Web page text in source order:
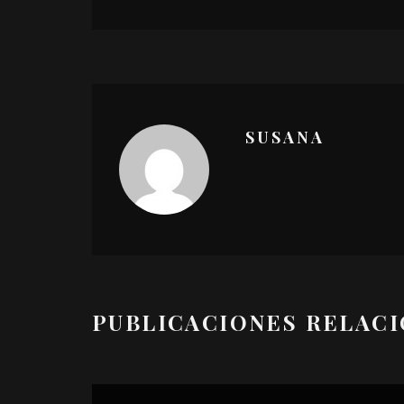
SUSANA
PUBLICACIONES